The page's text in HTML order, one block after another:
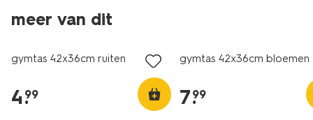
meer van dit
nieuw
gymtas 42x36cm ruiten
4.
99
gymtas 42x36cm bloemen
7.
99